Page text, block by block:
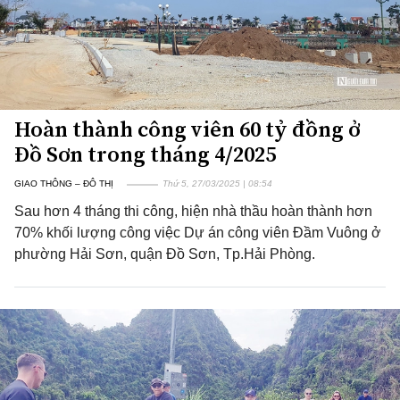
Hoàn thành công viên 60 tỷ đồng ở
Đồ Sơn trong tháng 4/2025
GIAO THÔNG – ĐÔ THỊ Thứ 5, 27/03/2025 | 08:54
Sau hơn 4 tháng thi công, hiện nhà thầu hoàn thành hơn
70% khối lượng công việc Dự án công viên Đầm Vuông ở
phường Hải Sơn, quận Đồ Sơn, Tp.Hải Phòng.